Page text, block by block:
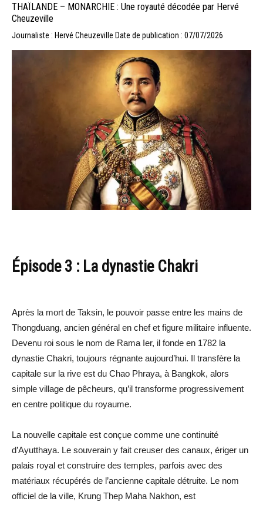
THAÏLANDE – MONARCHIE : Une royauté décodée par Hervé
Cheuzeville
Journaliste : Hervé Cheuzeville Date de publication : 07/07/2026
Épisode 3 : La dynastie Chakri
Après la mort de Taksin, le pouvoir passe entre les mains de
Thongduang, ancien général en chef et figure militaire influente.
Devenu roi sous le nom de Rama Ier, il fonde en 1782 la
dynastie Chakri, toujours régnante aujourd’hui. Il transfère la
capitale sur la rive est du Chao Phraya, à Bangkok, alors
simple village de pêcheurs, qu’il transforme progressivement
en centre politique du royaume.
La nouvelle capitale est conçue comme une continuité
d’Ayutthaya. Le souverain y fait creuser des canaux, ériger un
palais royal et construire des temples, parfois avec des
matériaux récupérés de l’ancienne capitale détruite. Le nom
officiel de la ville, Krung Thep Maha Nakhon, est